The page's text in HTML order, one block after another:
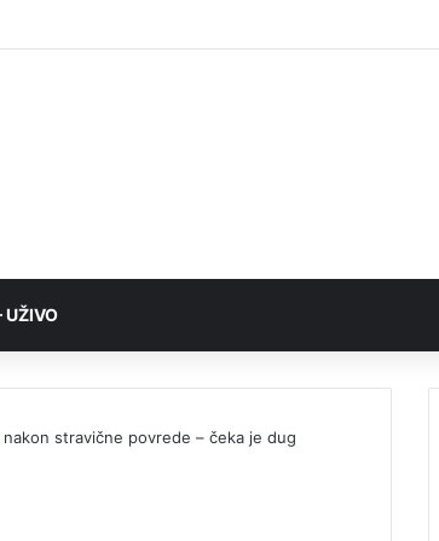
UŽIVO
stravične povrede – čeka je dug